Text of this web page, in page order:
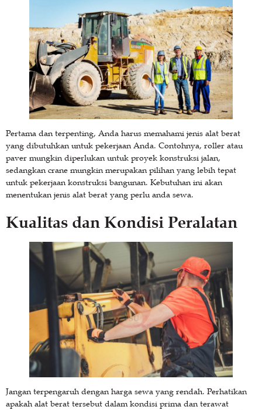
Pertama dan terpenting, Anda harus memahami jenis alat berat
yang dibutuhkan untuk pekerjaan Anda. Contohnya, roller atau
paver mungkin diperlukan untuk proyek konstruksi jalan,
sedangkan crane mungkin merupakan pilihan yang lebih tepat
untuk pekerjaan konstruksi bangunan. Kebutuhan ini akan
menentukan jenis alat berat yang perlu anda sewa.
Kualitas dan Kondisi Peralatan
Jangan terpengaruh dengan harga sewa yang rendah. Perhatikan
apakah alat berat tersebut dalam kondisi prima dan terawat